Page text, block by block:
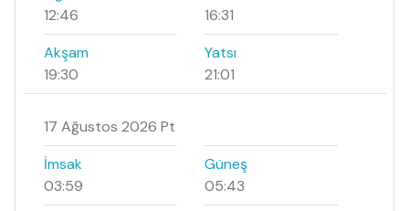
12:46
16:31
Akşam
19:30
Yatsı
21:01
17 Ağustos 2026 Pt
İmsak
03:59
Güneş
05:43